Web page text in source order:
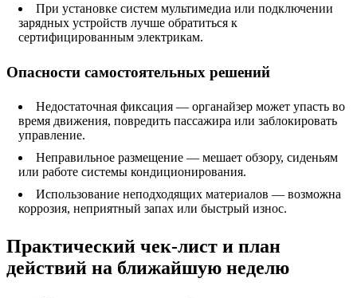
При установке систем мультимедиа или подключении
зарядных устройств лучше обратиться к
сертифицированным электрикам.
Опасности самостоятельных решений
Недостаточная фиксация — органайзер может упасть во
время движения, повредить пассажира или заблокировать
управление.
Неправильное размещение — мешает обзору, сиденьям
или работе системы кондиционирования.
Использование неподходящих материалов — возможна
коррозия, неприятный запах или быстрый износ.
Практический чек-лист и план
действий на ближайшую неделю